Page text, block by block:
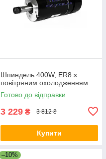
Шпиндель 400W, ER8 з
повітряним охолодженням
Готово до відправки
3 229 ₴ 3 812 ₴
Купити
–10%